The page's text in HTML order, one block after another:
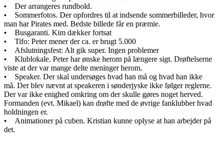
• Der arrangeres rundbold.
• Sommerfotos. Der opfordres til at indsende sommerbilleder, hvor
man har Pirates med. Bedste billede får en præmie.
• Busgaranti. Kim dækker fortsat
• Tifo: Peter mener der ca. er brugt 5.000
• Afslutningsfest: Alt gik super. Ingen problemer
• Klublokale. Peter har ønske herom på længere sigt. Drøftelserne
viste at der var mange delte meninger herom.
• Speaker. Der skal undersøges hvad han må og hvad han ikke
må. Der blev nævnt at speakeren i sønderjyske ikke følger reglerne.
Der var ikke enighed omkring om der skulle gøres noget herved.
Formanden (evt. Mikael) kan drøfte med de øvrige fanklubber hvad
holdningen er.
• Animationer på cuben. Kristian kunne oplyse at han arbejder på
det.